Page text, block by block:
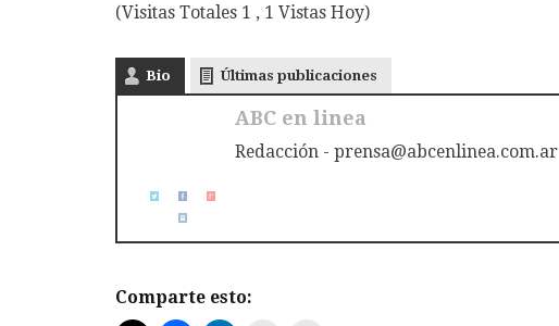
(Visitas Totales 1 , 1 Vistas Hoy)
Bio Últimas publicaciones
ABC en linea
Redacción - prensa@abcenlinea.com.ar
Comparte esto: